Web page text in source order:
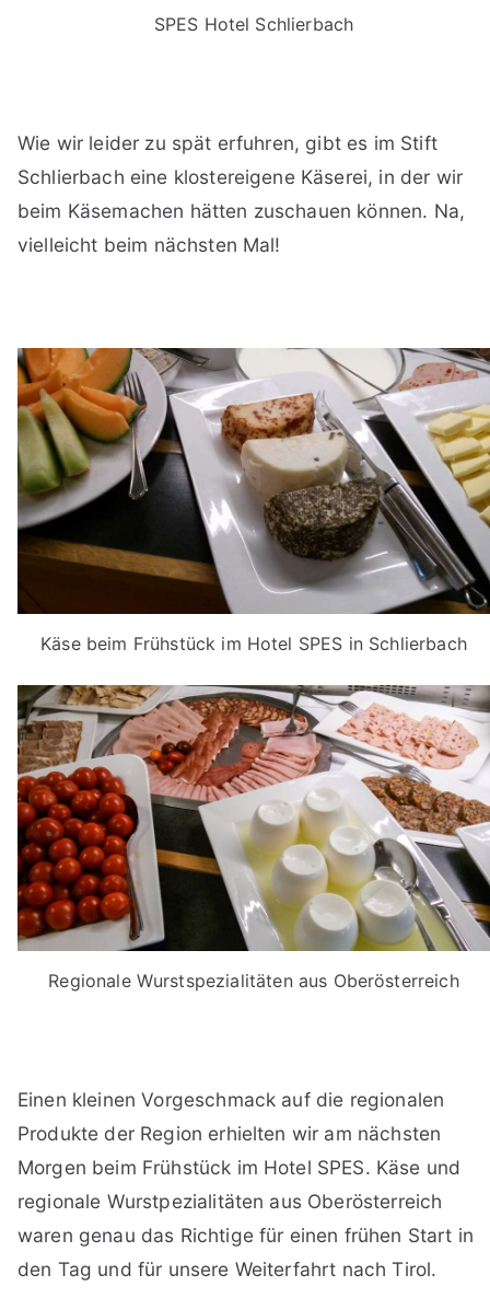
SPES Hotel Schlierbach
Wie wir leider zu spät erfuhren, gibt es im Stift
Schlierbach eine klostereigene Käserei, in der wir
beim Käsemachen hätten zuschauen können. Na,
vielleicht beim nächsten Mal!
Käse beim Frühstück im Hotel SPES in Schlierbach
Regionale Wurstspezialitäten aus Oberösterreich
Einen kleinen Vorgeschmack auf die regionalen
Produkte der Region erhielten wir am nächsten
Morgen beim Frühstück im Hotel SPES. Käse und
regionale Wurstpezialitäten aus Oberösterreich
waren genau das Richtige für einen frühen Start in
den Tag und für unsere Weiterfahrt nach Tirol.